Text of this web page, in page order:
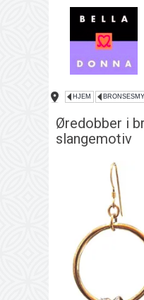
HJEM
Øredobber i
slangemotiv